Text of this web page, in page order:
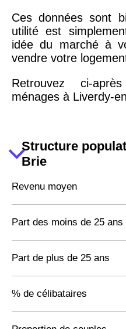
Ces données sont
utilité est
idée du marché à
vendre votre
Retrouvez ci-
ménages à Liverdy-
Structure
Brie
Revenu moyen
Part des moins de 25 ans
Part de plus de 25 ans
% de célibataires